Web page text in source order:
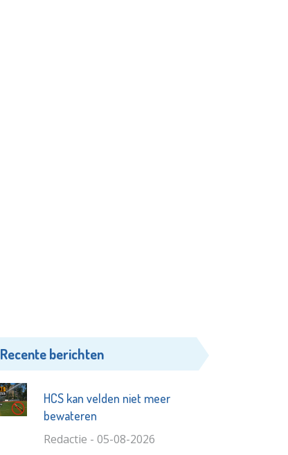
Recente berichten
HCS kan velden niet meer
bewateren
Redactie - 05-08-2026